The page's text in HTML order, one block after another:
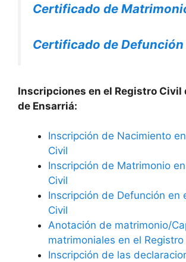
Certificado de
Certificado de Defunción
Inscripciones en el Registro Civil
de Ensarriá:
Inscripción de Nacimiento
Civil
Inscripción de Matrimonio
Civil
Inscripción de Defunción en
Civil
Anotación de matrimonio/
matrimoniales en el Registro
Inscripción de las